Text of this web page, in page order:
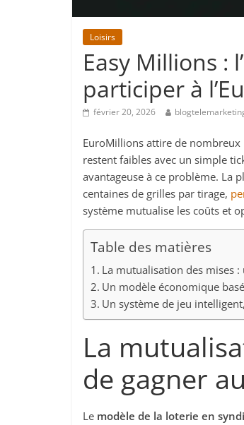
Loisirs
Easy Millions :
participer à
février 20, 2026
EuroMillions attire de nombreux
restent faibles avec un simple
avantageuse à ce problème. La
centaines de grilles par tirage,
système mutualise les coûts et
Table des matières
La mutualisation des mises
Un modèle économique
Un système de jeu
La
de gagner
Le modèle de la loterie en